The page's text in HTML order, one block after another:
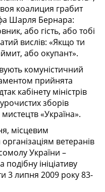
коалиция грабит
Шарля Бернара:
або гість, або тобі
вислів: «Якщо ти
або окупант».
комуністичний
прийнята
кабінету міністрів
зборів
«Україна».
місцевим
ветеранів
України –
ініціативу
3 липня 2009 року 83-